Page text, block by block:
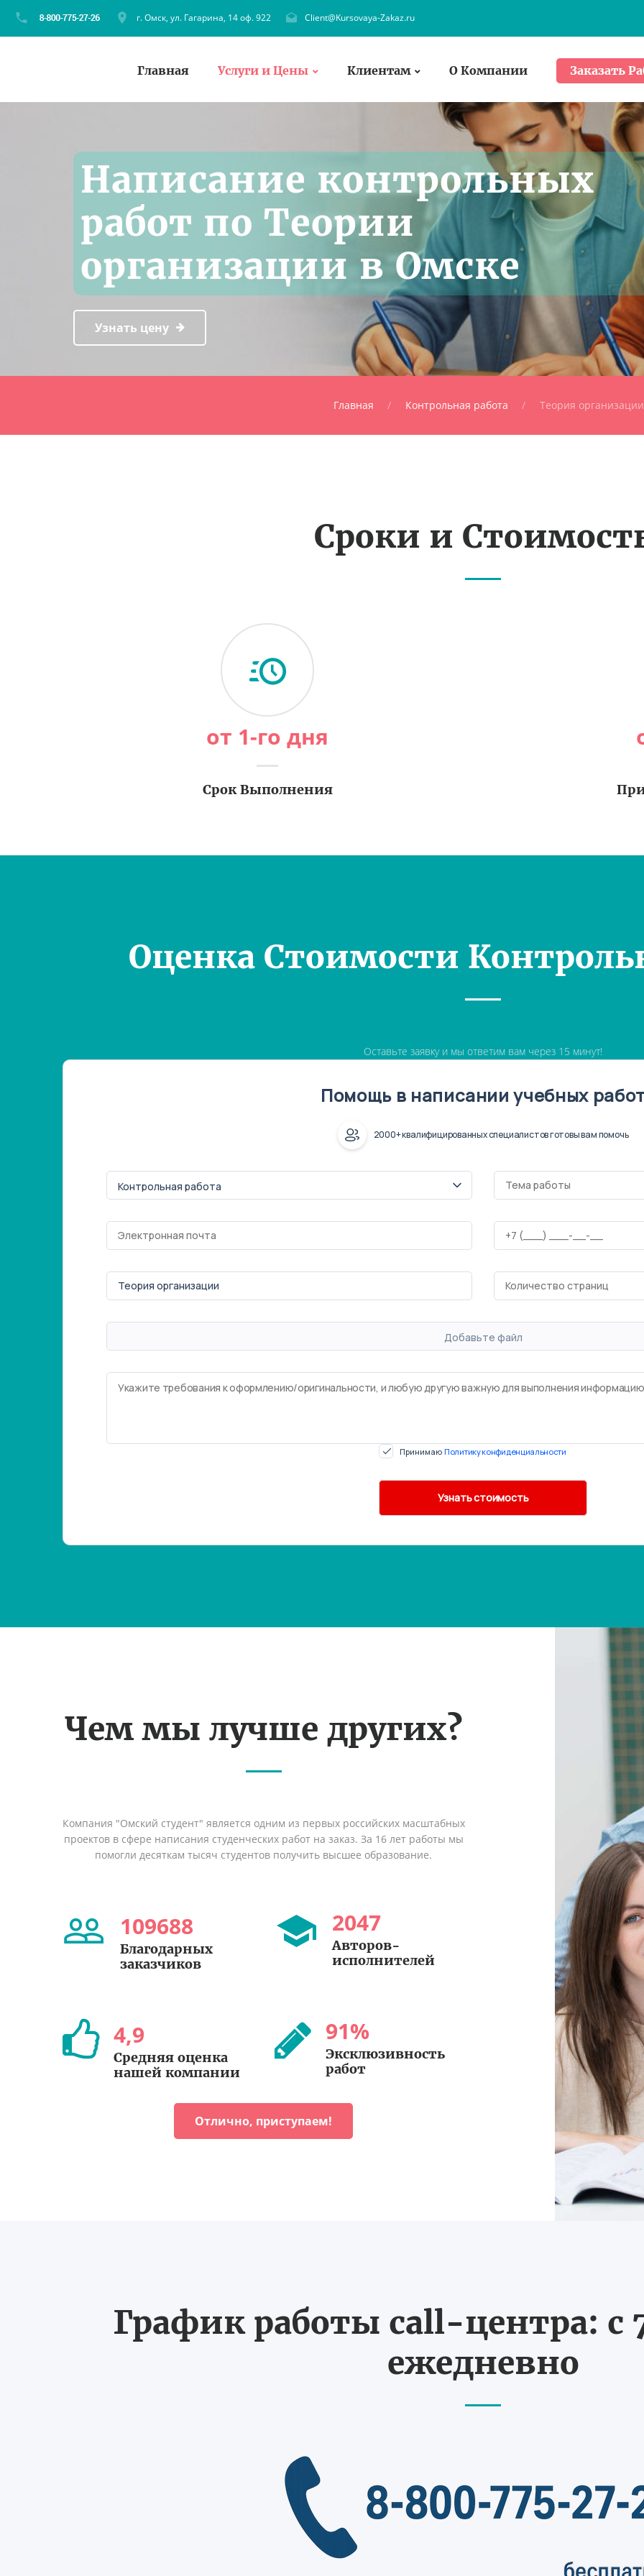
г. Омск, ул. Гагарина, 14 оф. 922 Client@Kursovaya-Zakaz.ru
Главная Услуги и Цены Клиентам О Компании Заказать
Написание контрольных
работ по Теории
организации в Омске
Узнать цену
Главная Контрольная работа Теория организации
Сроки и
от 1-го дня
Срок Выполнения
Оценка Стоимости
Оставьте заявку и мы ответим вам через 15 минут!
Помощь в написании учебных
2000+ квалифицированных специалистов готовы вам помочь
Добавьте файл
Принимаю Политику конфиденциальности
Чем мы лучше других?
Компания "Омский студент" является одним из первых российских масштабных
проектов в сфере написания студенческих работ на заказ. За 16 лет работы мы
помогли десяткам тысяч студентов получить высшее образование.
109688
Благодарных
заказчиков
2047
Авторов-
исполнителей
4,9
Средняя оценка
нашей компании
91%
Эксклюзивность
работ
Отлично, приступаем!
График работы call-центра: с
ежедневно